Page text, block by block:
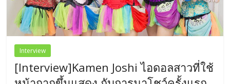
Interview
[Interview]Kamen Joshi ไอดอลสาวที่ใช้